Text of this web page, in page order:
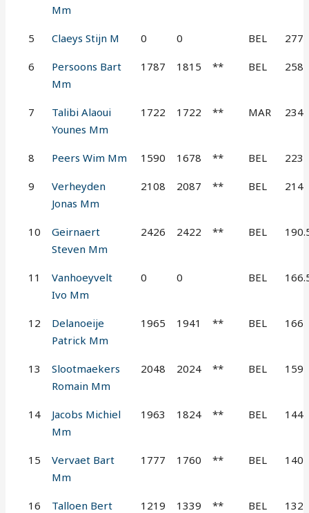
Mm
5 Claeys Stijn M 0 0 BEL 277
6
Persoons Bart
Mm
1787 1815 ** BEL 258
7
Talibi Alaoui
Younes Mm
1722 1722 ** MAR 234
8 Peers Wim Mm 1590 1678 ** BEL 223
9
Verheyden
Jonas Mm
2108 2087 ** BEL 214
10
Geirnaert
Steven Mm
2426 2422 ** BEL
11
Vanhoeyvelt
Ivo Mm
0 0 BEL
12
Delanoeije
Patrick Mm
1965 1941 ** BEL 166
13
Slootmaekers
Romain Mm
2048 2024 ** BEL 159
14
Jacobs Michiel
Mm
1963 1824 ** BEL 144
15
Vervaet Bart
Mm
1777 1760 ** BEL 140
16
Talloen Bert
1219 1339 ** BEL 132